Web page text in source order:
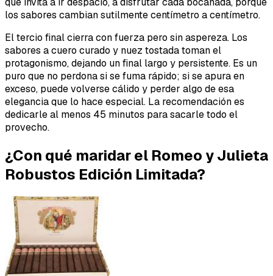
los sabores cambian sutilmente centímetro a centímetro.
El tercio final cierra con fuerza pero sin aspereza. Los
sabores a cuero curado y nuez tostada toman el
protagonismo, dejando un final largo y persistente. Es un
puro que no perdona si se fuma rápido; si se apura en
exceso, puede volverse cálido y perder algo de esa
elegancia que lo hace especial. La recomendación es
dedicarle al menos 45 minutos para sacarle todo el
provecho.
¿Con qué maridar el Romeo y Julieta
Robustos Edición Limitada?